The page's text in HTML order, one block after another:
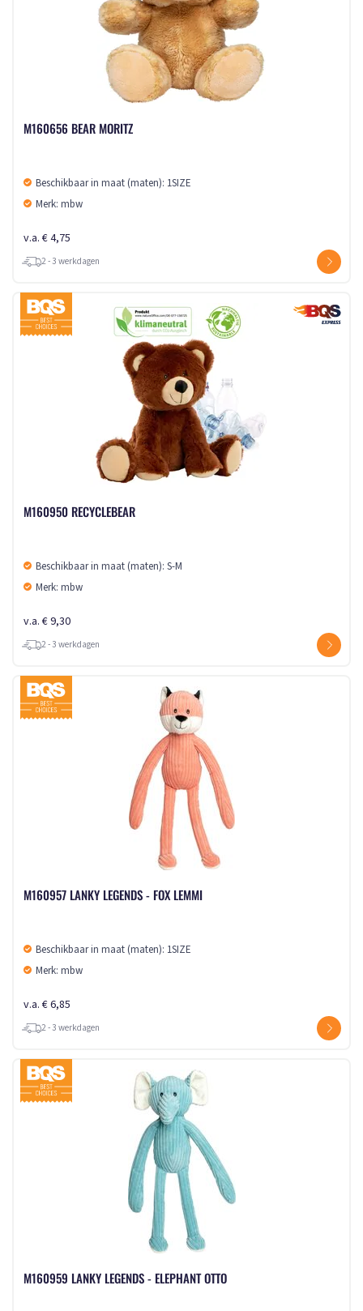
M160656 BEAR MORITZ
Beschikbaar in maat (maten): 1SIZE
Merk: mbw
v.a. € 4,75
2 - 3 werkdagen
M160950 RECYCLEBEAR
Beschikbaar in maat (maten): S-M
Merk: mbw
v.a. € 9,30
2 - 3 werkdagen
M160957 LANKY LEGENDS - FOX LEMMI
Beschikbaar in maat (maten): 1SIZE
Merk: mbw
v.a. € 6,85
2 - 3 werkdagen
M160959 LANKY LEGENDS - ELEPHANT OTTO